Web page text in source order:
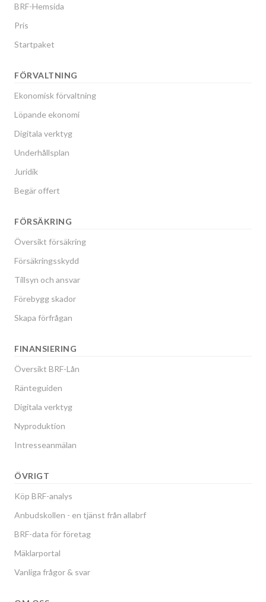
BRF-Hemsida
Pris
Startpaket
FÖRVALTNING
Ekonomisk förvaltning
Löpande ekonomi
Digitala verktyg
Underhållsplan
Juridik
Begär offert
FÖRSÄKRING
Översikt försäkring
Försäkringsskydd
Tillsyn och ansvar
Förebygg skador
Skapa förfrågan
FINANSIERING
Översikt BRF-Lån
Ränteguiden
Digitala verktyg
Nyproduktion
Intresseanmälan
ÖVRIGT
Köp BRF-analys
Anbudskollen - en tjänst från allabrf
BRF-data för företag
Mäklarportal
Vanliga frågor & svar